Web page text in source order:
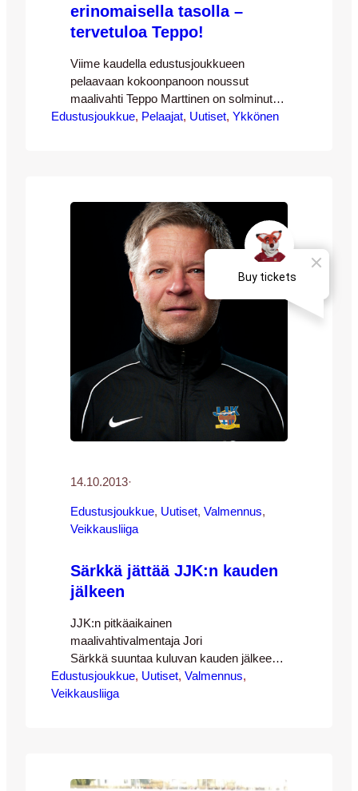
erinomaisella tasolla –
tervetuloa Teppo!
Viime kaudella edustusjoukkueen
pelaavaan kokoonpanoon noussut
maalivahti Teppo Marttinen on solminut
kaksivuotisen pelaajasopimuksen JJK:n
aikojen nuorin Veikkausliigassa pelannut
maalivahti vain 16 vuoden ja viiden
kuukauden ikäisenä – ja samalla myös
nuorin JJK:ta liigassa edustanut pelaaja.
Nuorukainen ei…
Edustusjoukkue, Pelaajat, Uutiset, Ykkönen
14.10.2013·
Edustusjoukkue, Uutiset, Valmennus
Veikkausliiga
Särkkä jättää JJK:n kauden
jälkeen
JJK:n pitkäaikainen
maalivahtivalmentaja Jori
Särkkä suuntaa kuluvan kauden jälkeen
kohti uusia haasteita. Jo
vuosikymmenten ajan niin JJK:n kuin sen
– Intohimo on tässä työssä äärimmäisen
Edustusjoukkue, Uutiset, Valmennus
Veikkausliiga